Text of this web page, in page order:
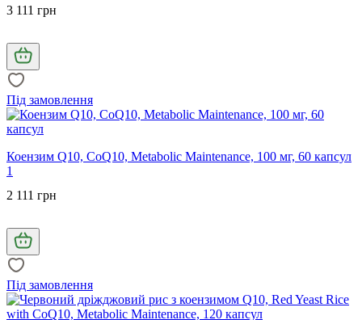
3 111 грн
Під замовлення
Коензим Q10, CoQ10, Metabolic Maintenance, 100 мг, 60 капсул
1
2 111 грн
Під замовлення